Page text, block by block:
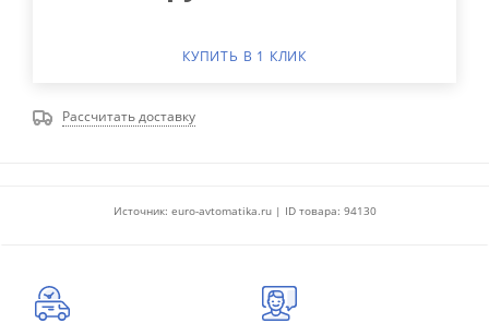
КУПИТЬ В 1 КЛИК
Рассчитать доставку
Источник: euro-avtomatika.ru | ID товара: 94130